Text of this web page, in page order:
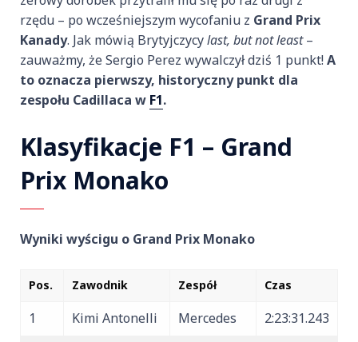
rzędu – po wcześniejszym wycofaniu z Grand Prix
Kanady. Jak mówią Brytyjczycylast, but not least–
zauważmy, że Sergio Perez wywalczył dziś 1 punkt!A
to oznacza pierwszy, historyczny punkt dla
zespołu Cadillaca w F1.
Klasyfikacje F1 – Grand
Prix Monako
Wyniki wyścigu o Grand Prix Monako
Pos. Zawodnik Zespół Czas
1 Kimi Antonelli Mercedes 2:23:31.243